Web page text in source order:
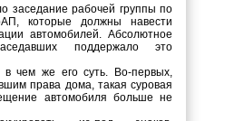
заседание рабочей группы по
которые должны навести
автомобилей. Абсолютное
поддержало это
чем же его суть. Во-первых,
права дома, такая суровая
автомобиля больше не